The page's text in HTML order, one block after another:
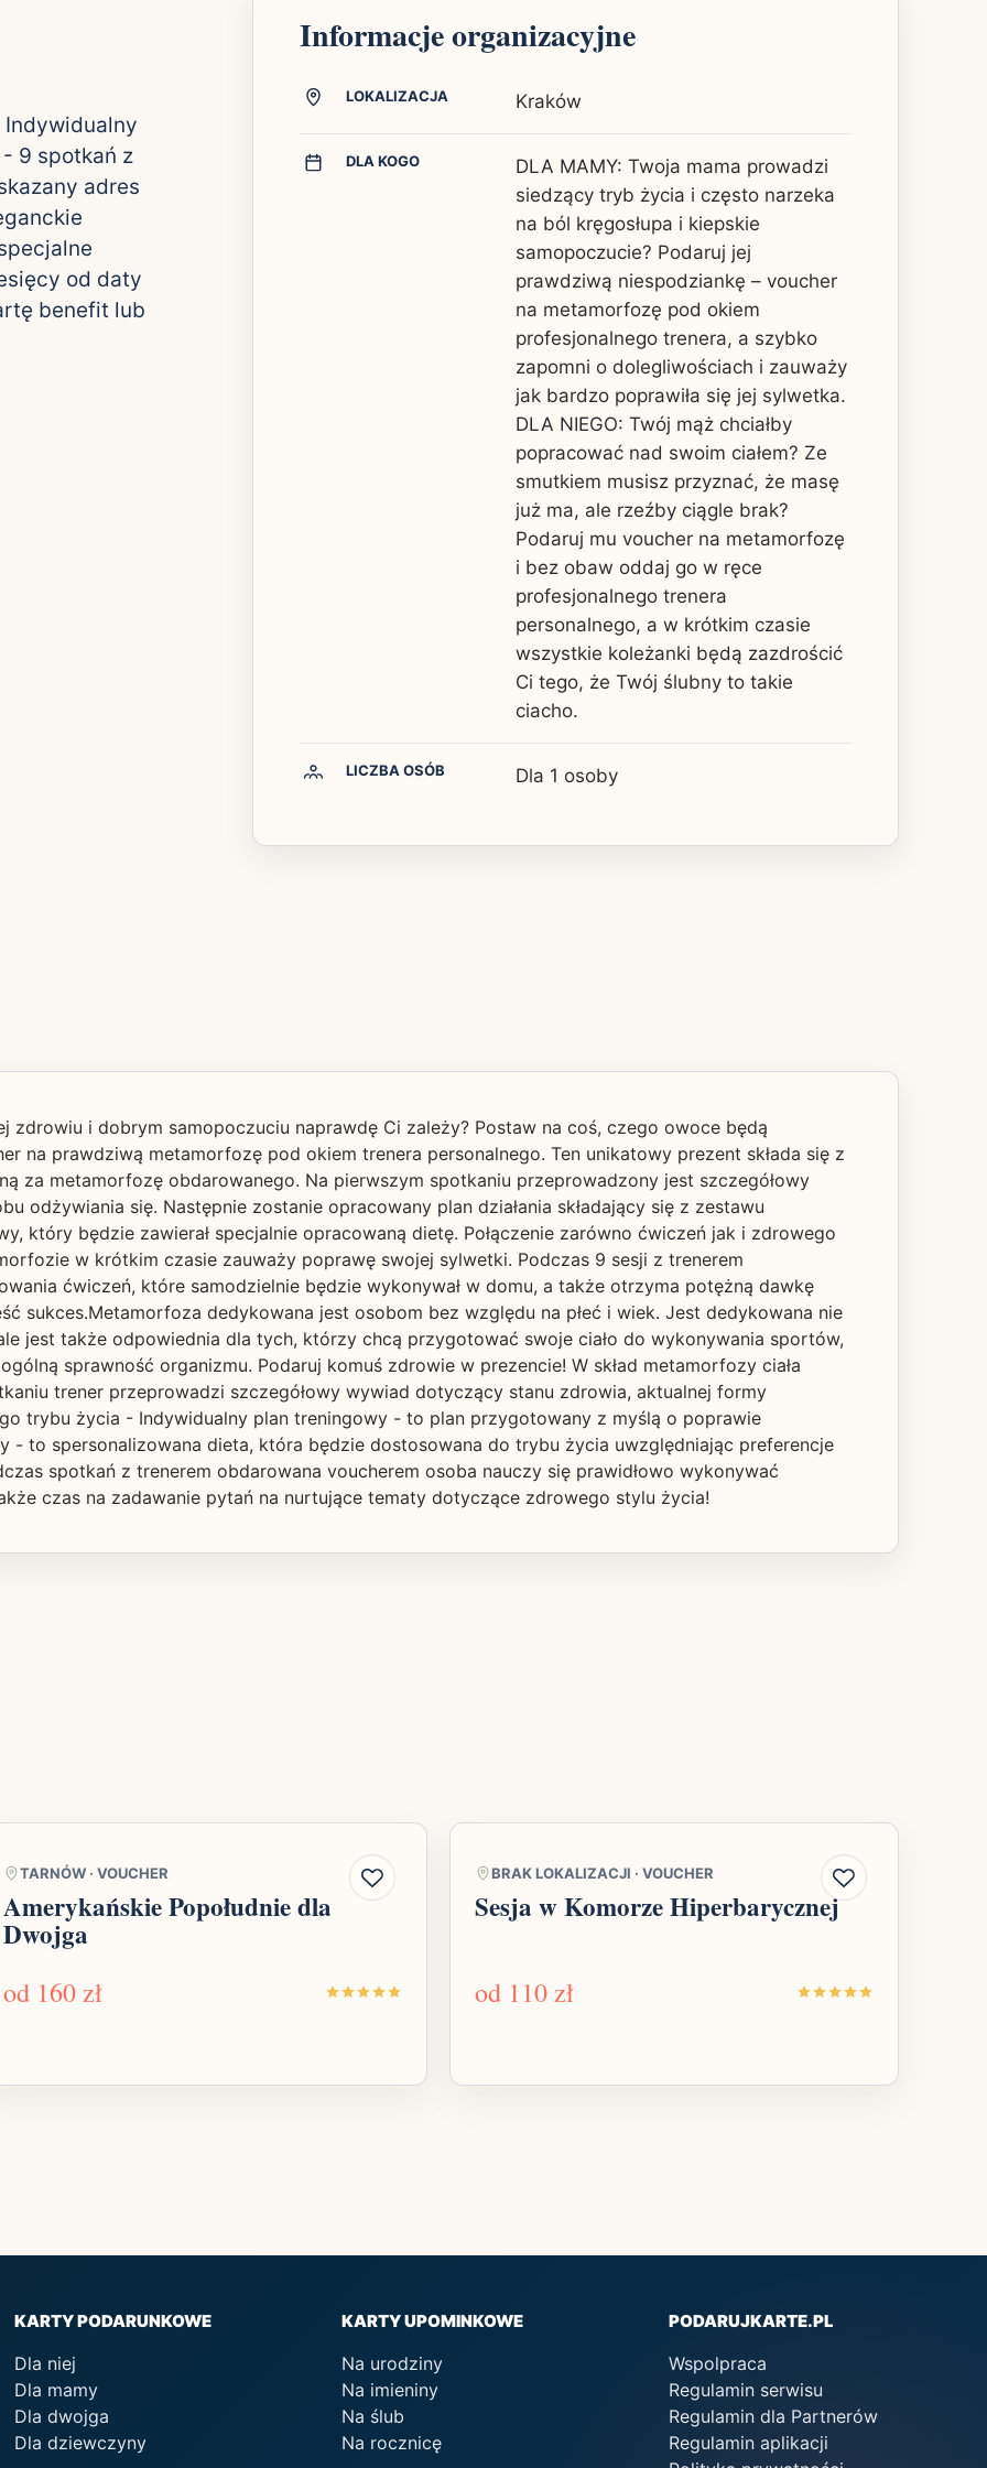
Indywidualny
9 spotkań z
adres
od daty
benefit lub
Informacje organizacyjne
LOKALIZACJA Kraków
DLA KOGO
DLA MAMY: Twoja mama prowadzi
siedzący tryb życia i często narzeka
na ból kręgosłupa i kiepskie
samopoczucie? Podaruj jej
prawdziwą niespodziankę – voucher
na metamorfozę pod okiem
profesjonalnego trenera, a szybko
zapomni o dolegliwościach i zauważy
jak bardzo poprawiła się jej sylwetka.
DLA NIEGO: Twój mąż chciałby
popracować nad swoim ciałem? Ze
smutkiem musisz przyznać, że masę
już ma, ale rzeźby ciągle brak?
Podaruj mu voucher na metamorfozę
i bez obaw oddaj go w ręce
profesjonalnego trenera
personalnego, a w krótkim czasie
wszystkie koleżanki będą zazdrościć
Ci tego, że Twój ślubny to takie
ciacho.
LICZBA OSÓB Dla 1 osoby
zdrowiu i dobrym samopoczuciu naprawdę Ci zależy? Postaw na coś, czego owoce będą
na prawdziwą metamorfozę pod okiem trenera personalnego. Ten unikatowy prezent składa się z
za metamorfozę obdarowanego. Na pierwszym spotkaniu przeprowadzony jest szczegółowy
odżywiania się. Następnie zostanie opracowany plan działania składający się z zestawu
który będzie zawierał specjalnie opracowaną dietę. Połączenie zarówno ćwiczeń jak i zdrowego
w krótkim czasie zauważy poprawę swojej sylwetki. Podczas 9 sesji z trenerem
ćwiczeń, które samodzielnie będzie wykonywał w domu, a także otrzyma potężną dawkę
sukces.Metamorfoza dedykowana jest osobom bez względu na płeć i wiek. Jest dedykowana nie
jest także odpowiednia dla tych, którzy chcą przygotować swoje ciało do wykonywania sportów,
sprawność organizmu. Podaruj komuś zdrowie w prezencie! W skład metamorfozy ciała
trener przeprowadzi szczegółowy wywiad dotyczący stanu zdrowia, aktualnej formy
trybu życia - Indywidualny plan treningowy - to plan przygotowany z myślą o poprawie
- to spersonalizowana dieta, która będzie dostosowana do trybu życia uwzględniając preferencje
spotkań z trenerem obdarowana voucherem osoba nauczy się prawidłowo wykonywać
czas na zadawanie pytań na nurtujące tematy dotyczące zdrowego stylu życia!
TARNÓW · VOUCHER
Amerykańskie Popołudnie dla
Dwojga
od 160 zł
BRAK LOKALIZACJI · VOUCHER
Sesja w Komorze Hiperbarycznej
od 110 zł
KARTY PODARUNKOWE
Dla niej
Dla mamy
Dla dwojga
Dla dziewczyny
KARTY UPOMINKOWE
Na urodziny
Na imieniny
Na ślub
Na rocznicę
PODARUJKARTE.PL
Wspolpraca
Regulamin serwisu
Regulamin dla Partnerów
Regulamin aplikacji